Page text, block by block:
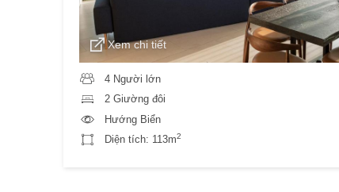
Xem chi tiết
4 Người lớn
2 Giường đôi
Hướng Biển
Diện tích: 113m2